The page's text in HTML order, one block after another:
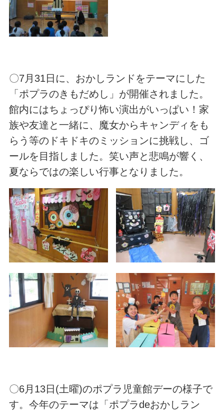
〇7月31日に、おかしランドをテーマにした
「ポプラのきもだめし」が開催されました。
館内にはちょっぴり怖い演出がいっぱい！家
族や友達と一緒に、魔女からキャンディをも
らう等のドキドキのミッションに挑戦し、ゴ
ールを目指しました。笑い声と悲鳴が響く、
夏ならではの楽しい行事となりました。
〇6月13日(土曜)のポプラ児童館デーの様子で
す。今年のテーマは「ポプラdeおかしラン